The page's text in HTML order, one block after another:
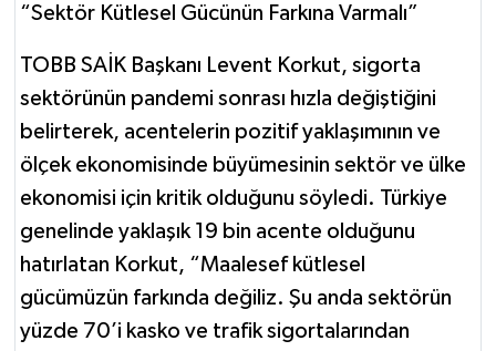
“Sektör Kütlesel Gücünün Farkına Varmalı”
TOBB SAİK Başkanı Levent Korkut, sigorta
sektörünün pandemi sonrası hızla değiştiğini
belirterek, acentelerin pozitif yaklaşımının ve
ölçek ekonomisinde büyümesinin sektör ve ülke
ekonomisi için kritik olduğunu söyledi. Türkiye
genelinde yaklaşık 19 bin acente olduğunu
hatırlatan Korkut, “Maalesef kütlesel
gücümüzün farkında değiliz. Şu anda sektörün
yüzde 70’i kasko ve trafik sigortalarından